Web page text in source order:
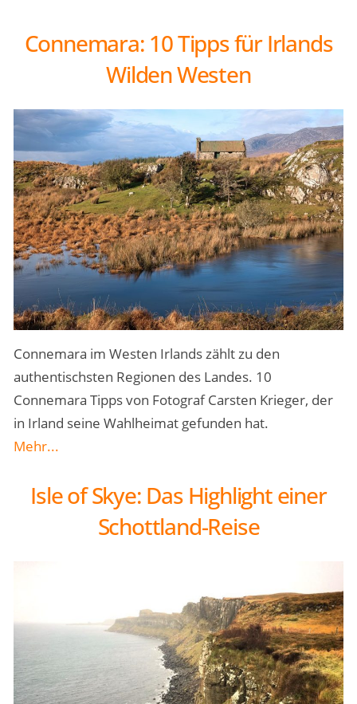
Connemara: 10 Tipps für Irlands
Wilden Westen
Connemara im Westen Irlands zählt zu den
authentischsten Regionen des Landes. 10
Connemara Tipps von Fotograf Carsten Krieger, der
in Irland seine Wahlheimat gefunden hat.
Mehr...
Isle of Skye: Das Highlight einer
Schottland-Reise